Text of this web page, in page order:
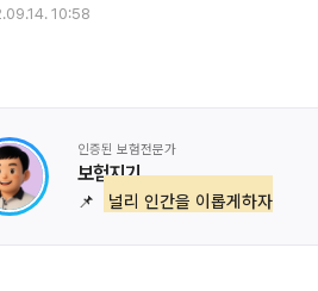
10:58
인증된 보험전문가
보험지기
📌 널리 인간을 이롭게하자